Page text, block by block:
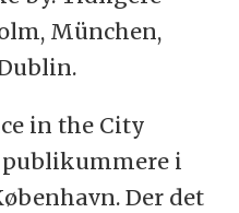
München,
in the City
publikummere i
Der det